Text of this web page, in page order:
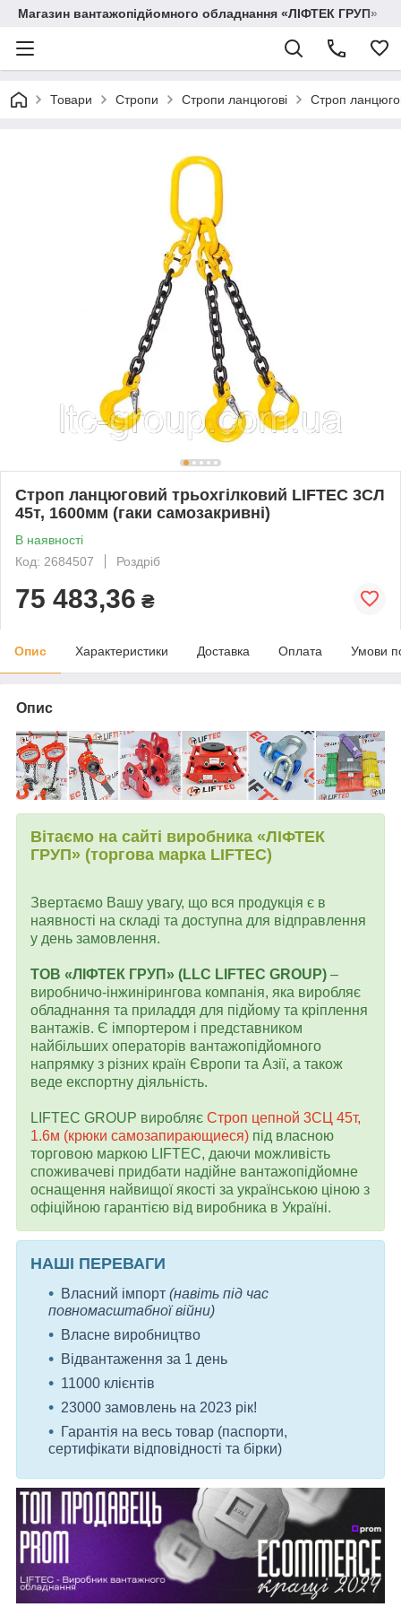
Магазин вантажопідйомного обладнання «ЛІФТЕК ГРУП»
Товари Стропи Стропи ланцюгові Строп
Строп ланцюговий трьохгілковий LIFTEC 3СЛ
45т, 1600мм (гаки самозакривні)
В наявності
Код: 2684507
Роздріб
75 483,36 ₴
Опис Характеристики Доставка Оплата Умови
Опис
Вітаємо на сайті виробника «ЛІФТЕК
ГРУП» (торгова марка LIFTEC)
Звертаємо Вашу увагу, що вся продукція є в
наявності на складі та доступна для відправлення
у день замовлення.
ТОВ «ЛІФТЕК ГРУП» (LLC LIFTEC GROUP) –
виробничо-інжинірингова компанія, яка виробляє
обладнання та приладдя для підйому та кріплення
вантажів. Є імпортером і представником
найбільших операторів вантажопідйомного
напрямку з різних країн Європи та Азії, а також
веде експортну діяльність.
LIFTEC GROUP виробляє Строп цепной 3СЦ 45т,
1.6м (крюки самозапирающиеся) під власною
торговою маркою LIFTEC, даючи можливість
споживачеві придбати надійне вантажопідйомне
оснащення найвищої якості за українською ціною з
офіційною гарантією від виробника в Україні.
НАШІ ПЕРЕВАГИ
Власний імпорт (навіть під час
повномасштабної війни)
Власне виробництво
Відвантаження за 1 день
11000 клієнтів
23000 замовлень на 2023 рік!
Гарантія на весь товар (паспорти,
сертифікати відповідності та бірки)